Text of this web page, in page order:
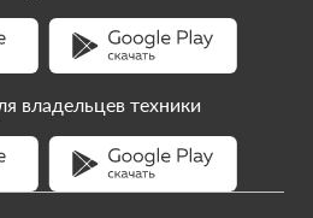
владельцев техники